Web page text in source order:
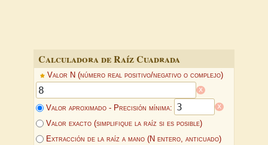
Calculadora de Raíz Cuadrada
Valor N (número real positivo/negativo o complejo)
x
Valor aproximado - Precisión mínima: x
Valor exacto (simplifique la raíz si es posible)
Extracción de la raíz a mano (N entero, anticuado)